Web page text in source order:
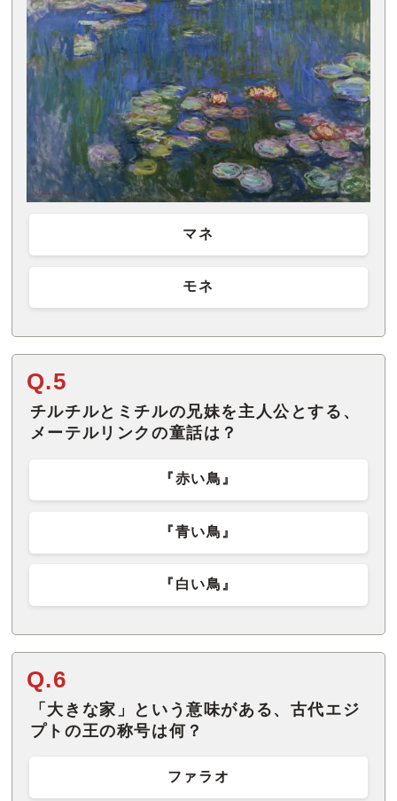
マネ
モネ
Q.5
チルチルとミチルの兄妹を主人公とする、
メーテルリンクの童話は？
『赤い鳥』
『青い鳥』
『白い鳥』
Q.6
「大きな家」という意味がある、古代エジ
プトの王の称号は何？
ファラオ